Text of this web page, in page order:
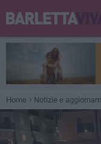
Home Notizie e